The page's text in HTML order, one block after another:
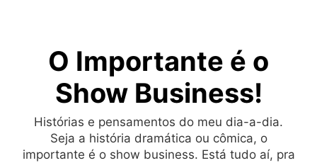
O Importante é o
Show Business!
Histórias e pensamentos do meu dia-a-dia.
Seja a história dramática ou cômica, o
importante é o show business. Está tudo aí, pra